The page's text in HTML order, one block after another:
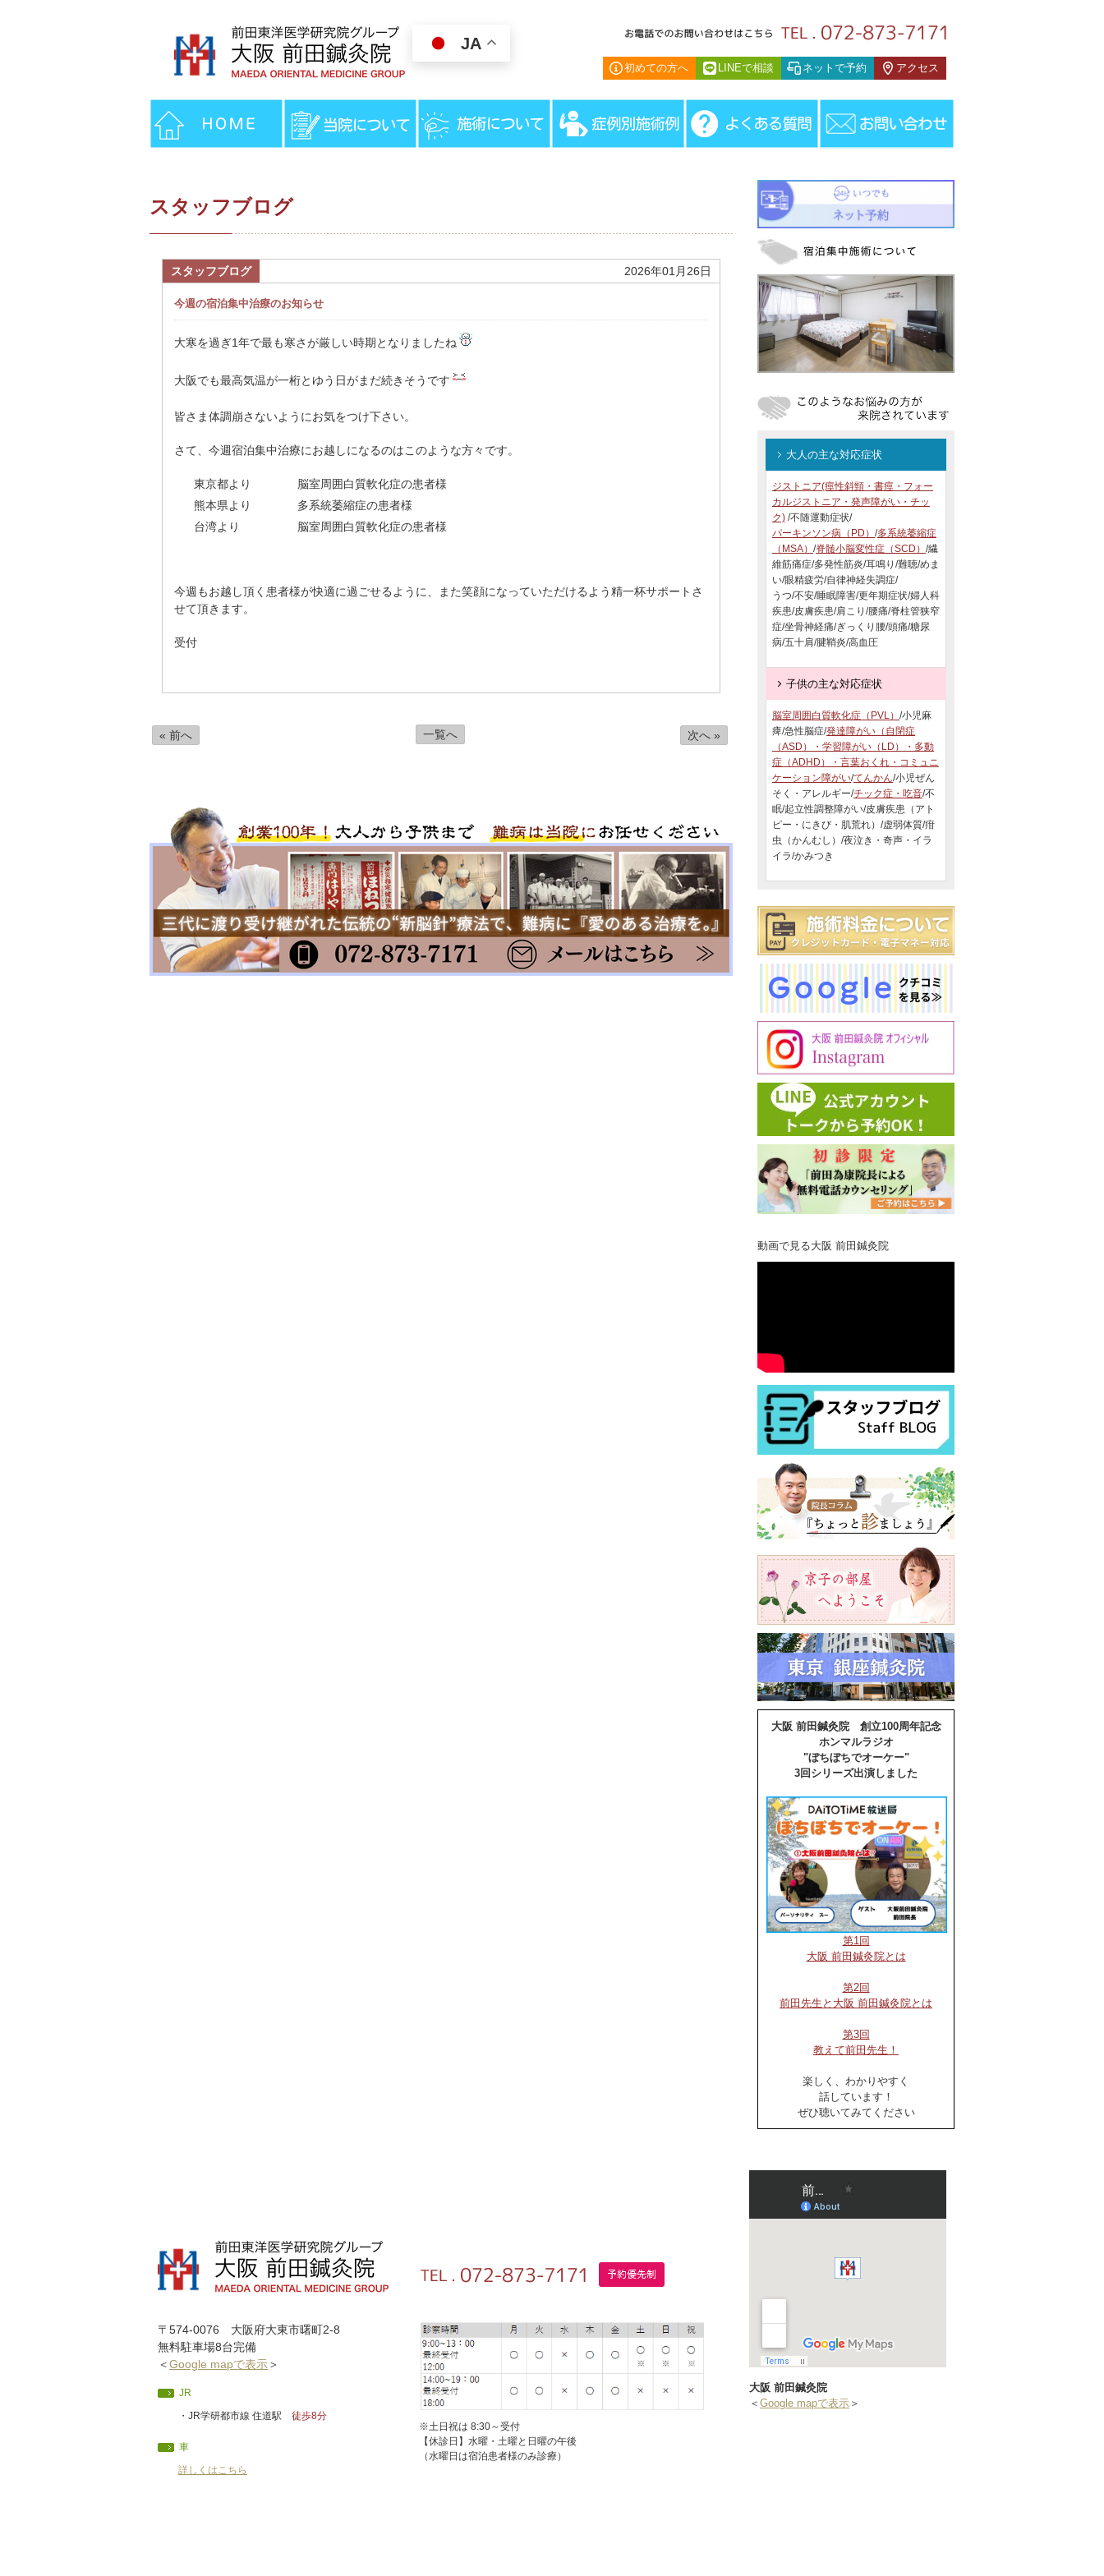
JA
初めての方へ LINEで相談 ネットで予約 アクセス
スタッフブログ
HOME＞ スタッフブログ＞ 今週の宿泊集中治療のお知らせ
スタッフブログ
スタッフブログ 2026年01月26日
今週の宿泊集中治療のお知らせ
大寒を過ぎ1年で最も寒さが厳しい時期となりましたね
大阪でも最高気温が一桁とゆう日がまだ続きそうです
皆さま体調崩さないようにお気をつけ下さい。
さて、今週宿泊集中治療にお越しになるのはこのような方々です。
東京都より 脳室周囲白質軟化症の患者様
熊本県より 多系統萎縮症の患者様
台湾より 脳室周囲白質軟化症の患者様
今週もお越し頂く患者様が快適に過ごせるように、また笑顔になっていただけるよう精一杯サポートさ
せて頂きます。
受付
« 前へ 一覧へ 次へ »
大人の主な対応症状
ジストニア(痙性斜頸・書痙・フォー
カルジストニア・発声障がい・チッ
ク) /不随運動症状/
パーキンソン病（PD） /多系統萎縮症
（MSA） /脊髄小脳変性症（SCD） /繊
維筋痛症/多発性筋炎/耳鳴り/難聴/めま
い/眼精疲労/自律神経失調症/
うつ/不安/睡眠障害/更年期症状/婦人科
疾患/皮膚疾患/肩こり/腰痛/脊柱管狭窄
症/坐骨神経痛/ぎっくり腰/頭痛/糖尿
病/五十肩/腱鞘炎/高血圧
子供の主な対応症状
脳室周囲白質軟化症（PVL） /小児麻
痺/急性脳症/発達障がい（自閉症
（ASD）・学習障がい（LD）・多動
症（ADHD）・言葉おくれ・コミュニ
ケーション障がい/てんかん/小児ぜん
そく・アレルギー/チック症・吃音/不
眠/起立性調整障がい/皮膚疾患（アト
ピー・にきび・肌荒れ）/虚弱体質/疳
虫（かんむし）/夜泣き・奇声・イラ
イラ/かみつき
動画で見る大阪 前田鍼灸院
大阪 前田鍼灸院 創立100周年記念
ホンマルラジオ
"ぼちぼちでオーケー"
3回シリーズ出演しました
第1回
大阪 前田鍼灸院とは
第2回
前田先生と大阪 前田鍼灸院とは
第3回
教えて前田先生！
楽しく、わかりやすく
話しています！
ぜひ聴いてみてください
〒574-0076 大阪府大東市曙町2-8
無料駐車場8台完備
＜Google mapで表示＞
JR
・JR学研都市線 住道駅 徒歩8分
車
詳しくはこちら
※土日祝は 8:30～受付
【休診日】水曜・土曜と日曜の午後
（水曜日は宿泊患者様のみ診療）
大阪 前田鍼灸院
＜ Google mapで表示 ＞